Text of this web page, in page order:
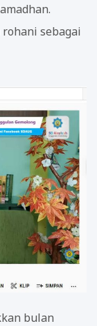
sebagai
bulan